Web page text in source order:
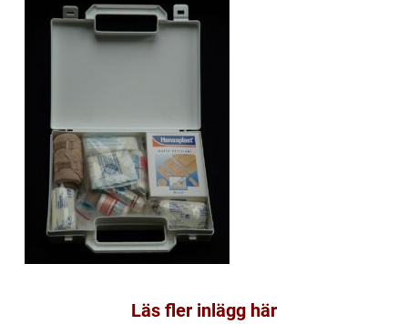
Läs fler inlägg här